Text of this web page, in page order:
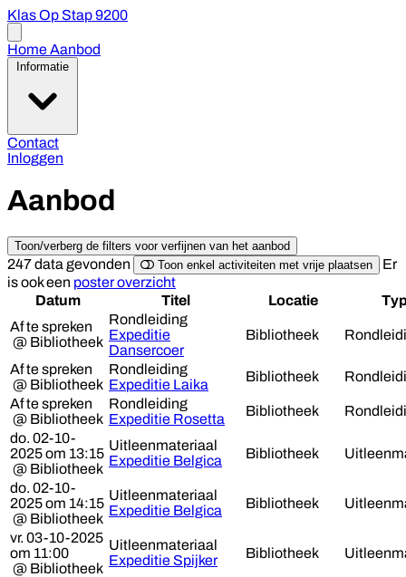
Klas Op Stap 9200
menu
HomeAanbod
Informatie
Contact
Inloggen
Aanbod
Toon/verberg de filters voor verfijnen van het aanbod
247 data gevonden Toon enkel activiteiten met vrije plaatsen
Er
is ook een poster overzicht
Datum
Titel Locatie
Af te spreken
@ Bibliotheek
Rondleiding
Expeditie
Dansercoer
Bibliotheek
Af te spreken
@ Bibliotheek
Rondleiding
Expeditie Laika
Bibliotheek
Af te spreken
@ Bibliotheek
Rondleiding
Expeditie Rosetta
Bibliotheek
do. 02-10-
2025 om 13:15
@ Bibliotheek
Uitleenmateriaal
Expeditie Belgica
Bibliotheek
do. 02-10-
2025 om 14:15
@ Bibliotheek
Uitleenmateriaal
Expeditie Belgica
Bibliotheek
vr. 03-10-2025
om 11:00
@ Bibliotheek
Uitleenmateriaal
Expeditie Spijker
Bibliotheek